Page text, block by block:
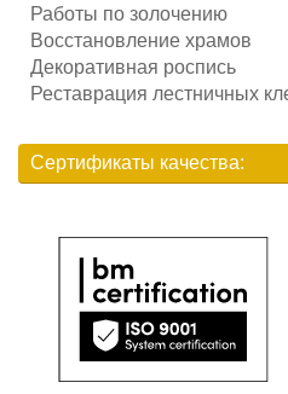
Работы по золочению
Восстановление храмов
Декоративная роспись
Реставрация лестничных
Сертификаты качества: